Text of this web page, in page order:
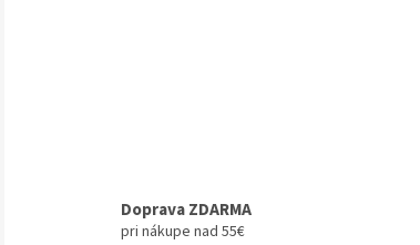
Doprava ZDARMA
pri nákupe nad 55€